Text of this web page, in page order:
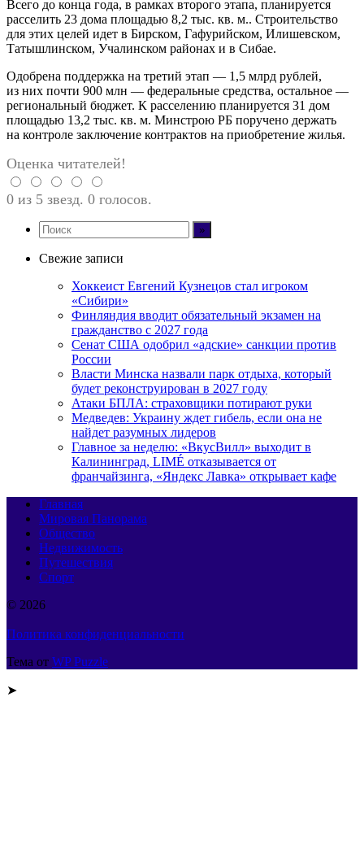
Всего до конца года, в рамках второго этапа, планируется
расселить 23 дома площадью 8,2 тыс. кв. м.. Строительство
для этих целей идет в Бирском, Гафурийском, Илишевском,
Татышлинском, Учалинском районах и в Сибае.
Одобрена поддержка на третий этап — 1,5 млрд рублей,
из них почти 900 млн — федеральные средства, остальное —
региональный бюджет. К расселению планируется 31 дом
площадью 13,2 тыс. кв. м. Минстрою РБ поручено держать
на контроле заключение контрактов на приобретение жилья.
Оценка читателей!
0 из 5 звезд. 0 голосов.
Свежие записи
Хоккеист Евгений Кузнецов стал игроком
«Сибири»
Финляндия вводит обязательный экзамен на
гражданство с 2027 года
Сенат США одобрил «адские» санкции против
России
Власти Минска назвали парк отдыха, который
будет реконструирован в 2027 году
Атаки БПЛА: страховщики потирают руки
Медведев: Украину ждет гибель, если она не
найдет разумных лидеров
Главное за неделю: «ВкусВилл» выходит в
Калининград, LIMÉ отказывается от
франчайзинга, «Яндекс Лавка» открывает кафе
Главная
Мировая Панорама
Общество
Недвижимость
Путешествия
Спорт
© 2026
Политика конфиденциальности
Тема от WP Puzzle
➤